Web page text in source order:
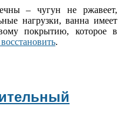
– чугун не ржавеет,
нагрузки, ванна имеет
покрытию, которое в
.